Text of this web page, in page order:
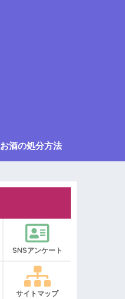
お酒の処分方法
SNSアンケート
サイトマップ